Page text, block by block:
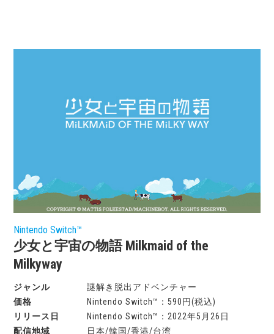
Nintendo Switch™
少女と宇宙の物語 Milkmaid of the
Milkyway
謎解き脱出アドベンチャー
Nintendo Switch™：590円(税込)
Nintendo Switch™：2022年5月26日
日本/韓国/香港/台湾